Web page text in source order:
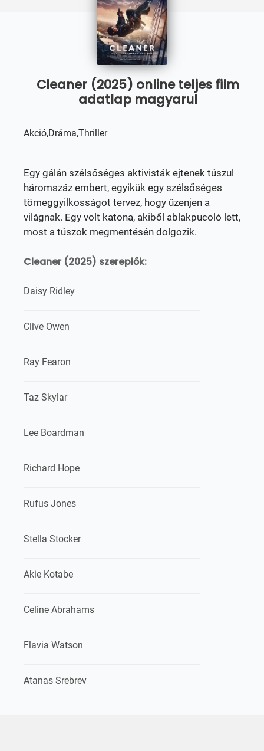
Cleaner (2025) online teljes film
adatlap magyarul
Akció,Dráma,Thriller
Egy gálán szélsőséges aktivisták ejtenek túszul
háromszáz embert, egyikük egy szélsőséges
tömeggyilkosságot tervez, hogy üzenjen a
világnak. Egy volt katona, akiből ablakpucoló lett,
most a túszok megmentésén dolgozik.
Cleaner (2025) szereplők:
Daisy Ridley
Clive Owen
Ray Fearon
Taz Skylar
Lee Boardman
Richard Hope
Rufus Jones
Stella Stocker
Akie Kotabe
Celine Abrahams
Flavia Watson
Atanas Srebrev